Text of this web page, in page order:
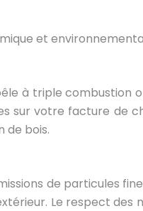
et
à triple combustion
sur votre facture de
de bois.
de particules
Le respect